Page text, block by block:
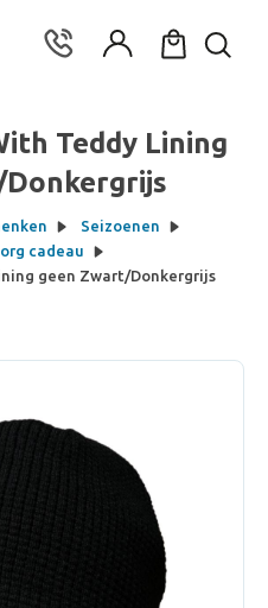
Teddy Lining
Seizoenen
cadeau
geen Zwart/Donkergrijs